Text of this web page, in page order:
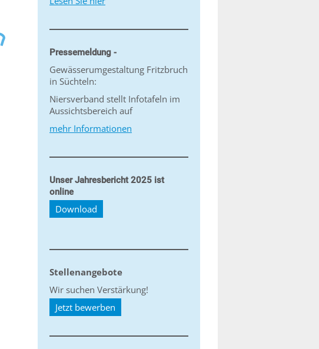
Pressemeldung -
Gewässerumgestaltung Fritzbruch
in Süchteln:
Niersverband stellt Infotafeln im
Aussichtsbereich auf
mehr Informationen
Unser Jahresbericht 2025 ist
online
Download
Stellenangebote
Wir suchen Verstärkung!
Jetzt bewerben